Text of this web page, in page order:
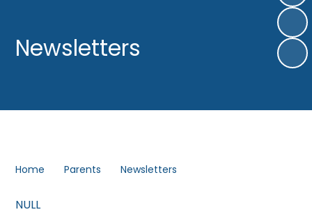
Newsletters
Home Parents Newsletters
NULL